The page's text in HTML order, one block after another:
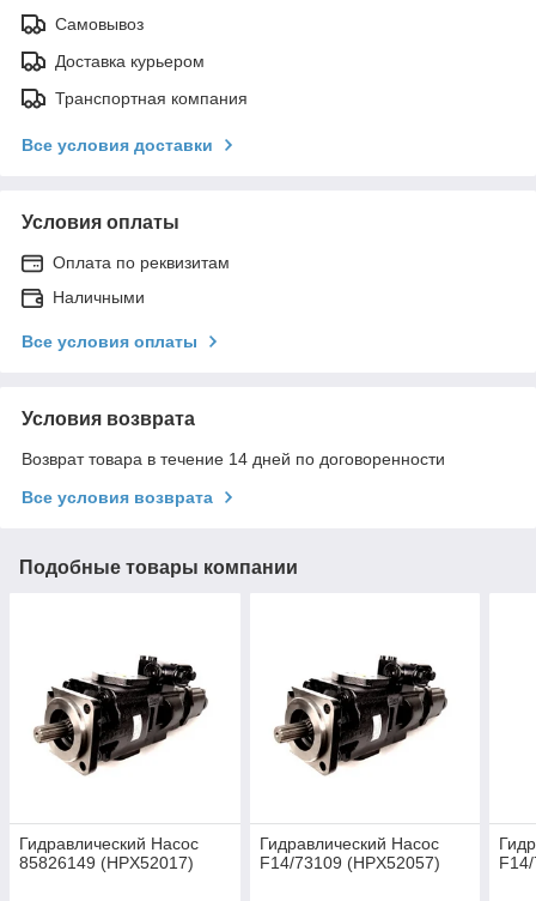
Самовывоз
Доставка курьером
Транспортная компания
Все условия доставки
Условия оплаты
Оплата по реквизитам
Наличными
Все условия оплаты
Условия возврата
Возврат товара в течение 14 дней по договоренности
Все условия возврата
Подобные товары компании
Гидравлический Насос
85826149 (HPX52017)
Гидравлический Насос
F14/73109 (HPX52057)